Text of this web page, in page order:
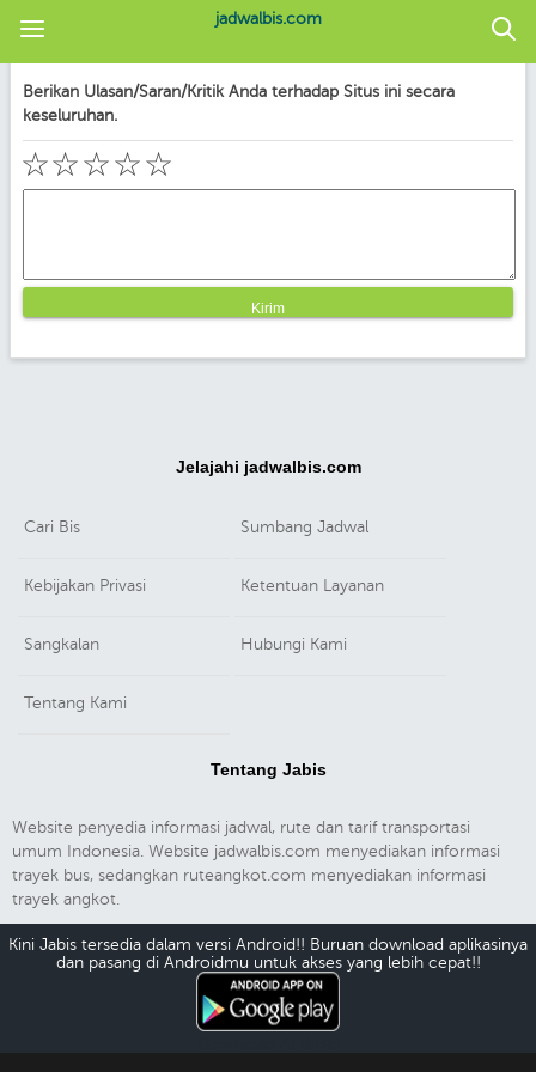
jadwalbis.com
Berikan Ulasan/Saran/Kritik Anda terhadap Situs ini secara
keseluruhan.
☆
☆
☆
☆
☆
Jelajahi jadwalbis.com
Cari Bis Sumbang Jadwal
Kebijakan Privasi Ketentuan Layanan
Sangkalan Hubungi Kami
Tentang Kami
Tentang Jabis
Website penyedia informasi jadwal, rute dan tarif transportasi
umum Indonesia. Website jadwalbis.com menyediakan informasi
trayek bus, sedangkan ruteangkot.com menyediakan informasi
trayek angkot.
Kini Jabis tersedia dalam versi Android!! Buruan download aplikasinya
dan pasang di Androidmu untuk akses yang lebih cepat!!